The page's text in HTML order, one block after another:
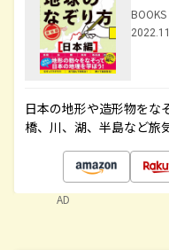
日本の地形や造形物をな
橋、川、湖、半島など旅
AD